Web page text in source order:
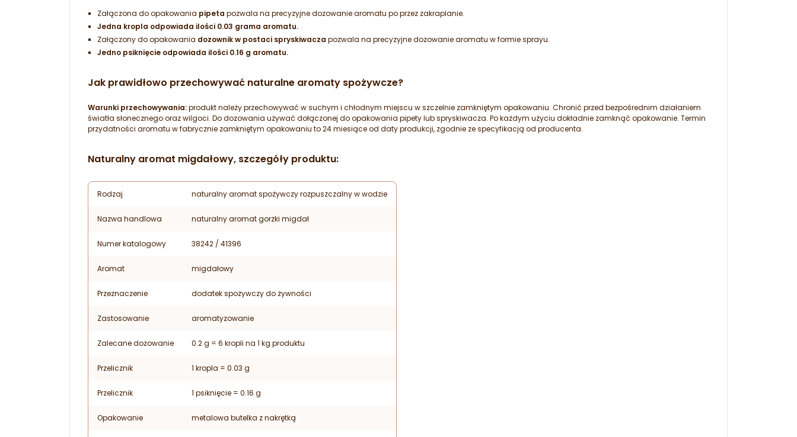
Załączona do opakowania pipeta pozwala na precyzyjne dozowanie aromatu po przez zakraplanie.
Jedna kropla odpowiada ilości 0.03 grama aromatu.
Załączony do opakowania dozownik w postaci spryskiwacza pozwala na precyzyjne dozowanie aromatu w formie sprayu.
Jedno psiknięcie odpowiada ilości 0.16 g aromatu.
Jak prawidłowo przechowywać naturalne aromaty spożywcze?
Warunki przechowywania:produkt należy przechowywać w suchym i chłodnym miejscu w szczelnie zamkniętym opakowaniu. Chronić przed bezpośrednim działaniem
światła słonecznego oraz wilgoci. Do dozowania używać dołączonej do opakowania pipety lub spryskiwacza. Po każdym użyciu dokładnie zamknąć opakowanie. Termin
przydatności aromatu w fabrycznie zamkniętym opakowaniu to 24 miesiące od daty produkcji, zgodnie ze specyfikacją od producenta.
Naturalny aromat migdałowy, szczegóły produktu:
Rodzaj naturalny aromat spożywczy rozpuszczalny w wodzie
Nazwa handlowa naturalny aromat gorzki migdał
Numer katalogowy 38242 / 41396
Aromat migdałowy
Przeznaczenie dodatek spożywczy do żywności
Zastosowanie aromatyzowanie
Zalecane dozowanie 0.2 g = 6 kropli na 1 kg produktu
Przelicznik 1 kropla = 0.03 g
Przelicznik 1 psiknięcie = 0.16 g
Opakowanie metalowa butelka z nakrętką